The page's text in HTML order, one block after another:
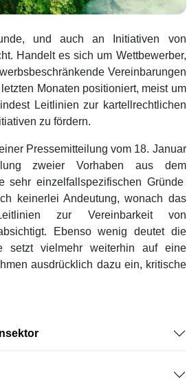
und auch an Initiativen von
Handelt es sich um Wettbewerber,
Vereinbarungen
Monaten positioniert, meist um
Leitlinien zur kartellrechtlichen
zu fördern.
Pressemitteilung vom 18. Januar
zweier Vorhaben aus dem
sehr einzelfallspezifischen Gründe
keinerlei Andeutung, wonach das
zur Vereinbarkeit von
Ebenso wenig deutet die
setzt vielmehr weiterhin auf eine
ausdrücklich dazu ein, kritische